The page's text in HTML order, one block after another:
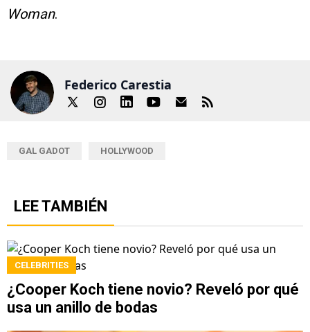
Woman.
Federico Carestia
GAL GADOT HOLLYWOOD
LEE TAMBIÉN
CELEBRITIES
¿Cooper Koch tiene novio? Reveló por qué
usa un anillo de bodas